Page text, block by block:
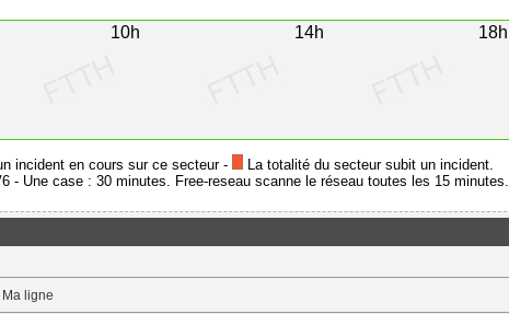
10h 14h 18h
incident en cours sur ce secteur -
La totalité du secteur subit un incident.
- Une case : 30 minutes. Free-reseau scanne le réseau toutes les 15 minutes.
ligne